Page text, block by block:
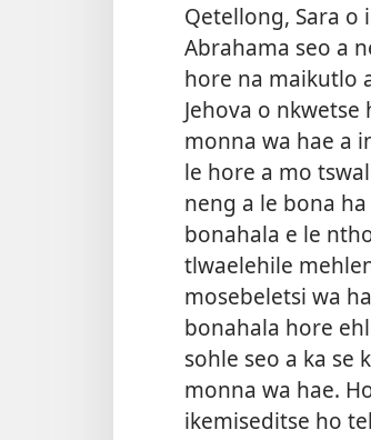
Qetellong, Sara o
Abrahama seo a
hore na maikutlo
Jehova o nkwetse
monna wa hae a
le hore a mo
neng a le bona
bonahala e le
tlwaelehile
mosebeletsi wa
bonahala hore
sohle seo a ka
monna wa hae.
ikemiseditse ho